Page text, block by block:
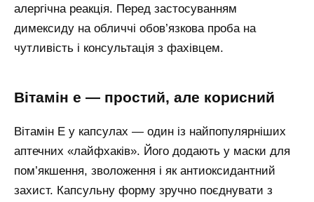
алергічна реакція. Перед застосуванням
димексиду на обличчі обов’язкова проба на
чутливість і консультація з фахівцем.
вітамін е — простий, але корисний
Вітамін Е у капсулах — один із найпопулярніших
аптечних «лайфхаків». Його додають у маски для
пом’якшення, зволоження і як антиоксидантний
захист. Капсульну форму зручно поєднувати з